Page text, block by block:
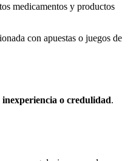
medicamentos y productos
con apuestas o juegos de
o credulidad.